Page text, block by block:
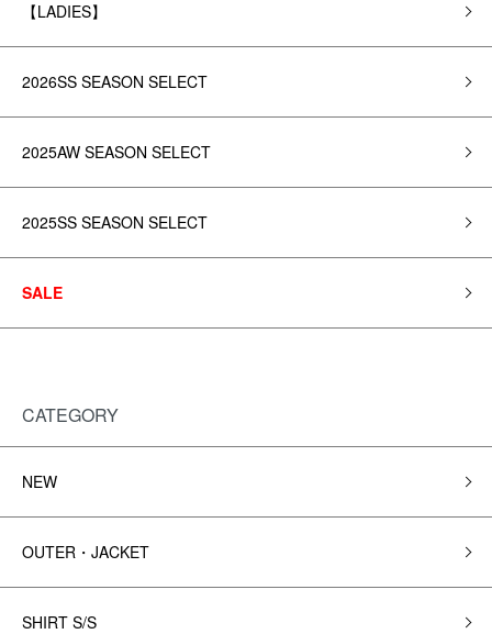
【LADIES】
2026SS SEASON SELECT
2025AW SEASON SELECT
2025SS SEASON SELECT
SALE
CATEGORY
NEW
OUTER・JACKET
SHIRT S/S